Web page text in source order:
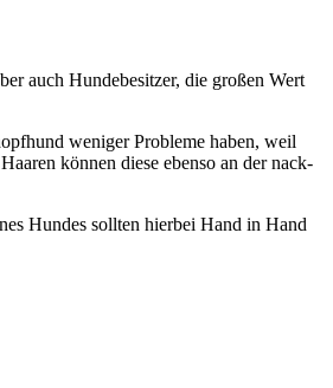
auch Hun­de­be­sit­zer, die gro­ßen Wert
weni­ger Pro­ble­me haben, weil
kön­nen die­se eben­so an der nack­
Hun­des soll­ten hier­bei Hand in Hand